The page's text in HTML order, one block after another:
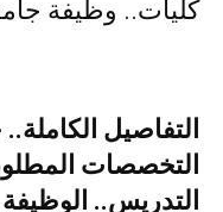
كليات.. وظيفة
التفاصيل
التخصصات
التدريس.. الوظيفة